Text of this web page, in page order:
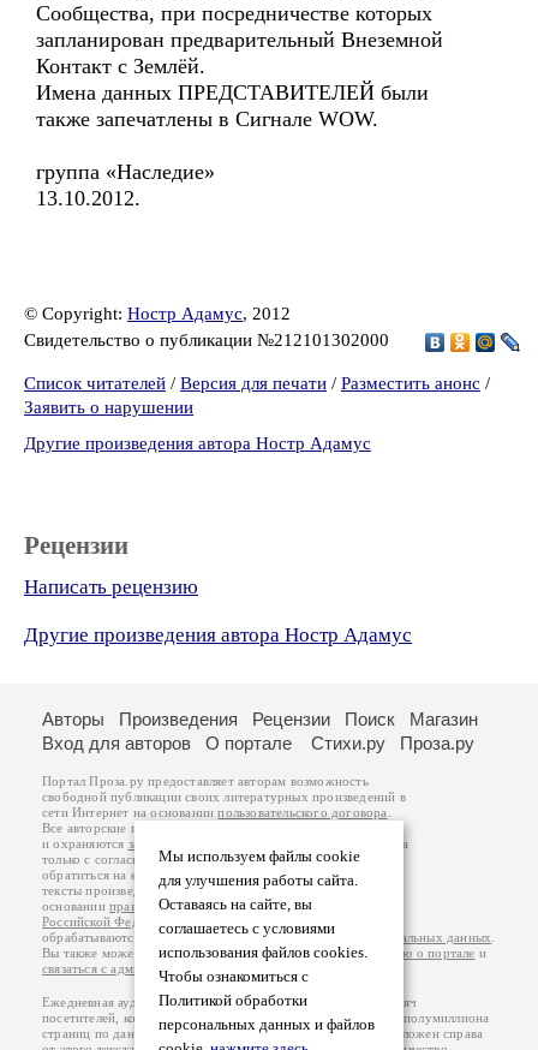
Сообщества, при посредничестве которых
запланирован предварительный Внеземной
Контакт с Землёй.
Имена данных ПРЕДСТАВИТЕЛЕЙ были
также запечатлены в Сигнале WOW.
группа «Наследие»
13.10.2012.
© Copyright: Ностр Адамус, 2012
Свидетельство о публикации №212101302000
Список читателей / Версия для печати / Разместить анонс /
Заявить о нарушении
Другие произведения автора Ностр Адамус
Рецензии
Написать рецензию
Другие произведения автора Ностр Адамус
Мы используем файлы cookie
для улучшения работы сайта.
Оставаясь на сайте, вы
соглашаетесь с условиями
использования файлов cookies.
Чтобы ознакомиться с
Политикой обработки
персональных данных и файлов
Авторы Произведения Рецензии Поиск
Магазин
Вход для авторов
О портале Стихи.ру Проза.ру
Портал Проза.ру предоставляет авторам возможность
свободной публикации своих литературных произведений в
сети Интернет на основаниипользовательского договора
Все авторские права на произведения принадлежат авторам
и охраняются законом
. Перепечатка произведений возможна
только с согласия его автора, к которому вы можете
обратиться на его авторской странице. Ответственность за
тексты произведений авторы несут самостоятельно на
основанииправил публикацииизаконодательства
Российской Федерации
обрабатываются на основанииПолитики обработки персональных данных
Вы также можете посмотреть более подробнуюинформацию о портале и
связаться с администрацией
Ежедневная аудитория портала Проза.ру – порядка 100 тысяч
посетителей, которые в общей сумме просматривают более полумиллиона
страниц по данным счетчика посещаемости, который расположен справа